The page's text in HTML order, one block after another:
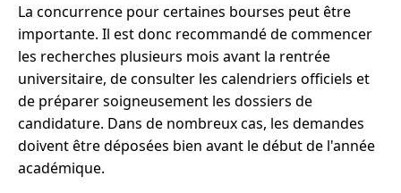
La concurrence pour certaines bourses peut être
importante. Il est donc recommandé de commencer
les recherches plusieurs mois avant la rentrée
universitaire, de consulter les calendriers officiels et
de préparer soigneusement les dossiers de
candidature. Dans de nombreux cas, les demandes
doivent être déposées bien avant le début de l'année
académique.